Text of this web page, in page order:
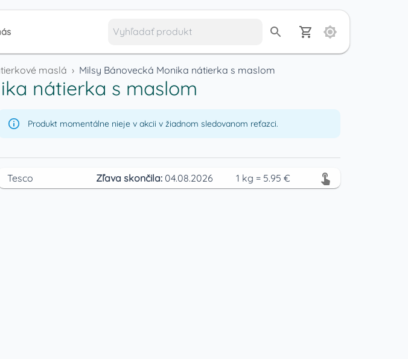
maslá › Milsy Bánovecká Monika nátierka s maslom
nátierka s maslom
Produkt momentálne nieje v akcii v žiadnom sledovanom reťazci.
Tesco Zľava skončila: 04.08.2026 1 kg = 5.95 €